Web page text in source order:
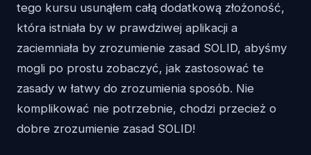
tego kursu usunąłem całą dodatkową złożoność,
która istniała by w prawdziwej aplikacji a
zaciemniała by zrozumienie zasad SOLID, abyśmy
mogli po prostu zobaczyć, jak zastosować te
zasady w łatwy do zrozumienia sposób. Nie
komplikować nie potrzebnie, chodzi przecież o
dobre zrozumienie zasad SOLID!